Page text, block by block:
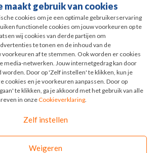
maakt gebruik van cookies
cookies om je een optimale gebruikerservaring
functionele cookies om jouw voorkeuren op te
wij cookies van derde partijen om
te tonen en de inhoud van de
voorkeuren af te stemmen. Ook worden er cookies
media-netwerken. Jouw internetgedrag kan door
worden. Door op 'Zelf instellen' te klikken, kun je
cookies en je voorkeuren aanpassen. Door op
te klikken, ga je akkoord met het gebruik van alle
in onzeCookieverklaring.
Zelf instellen
Weigeren